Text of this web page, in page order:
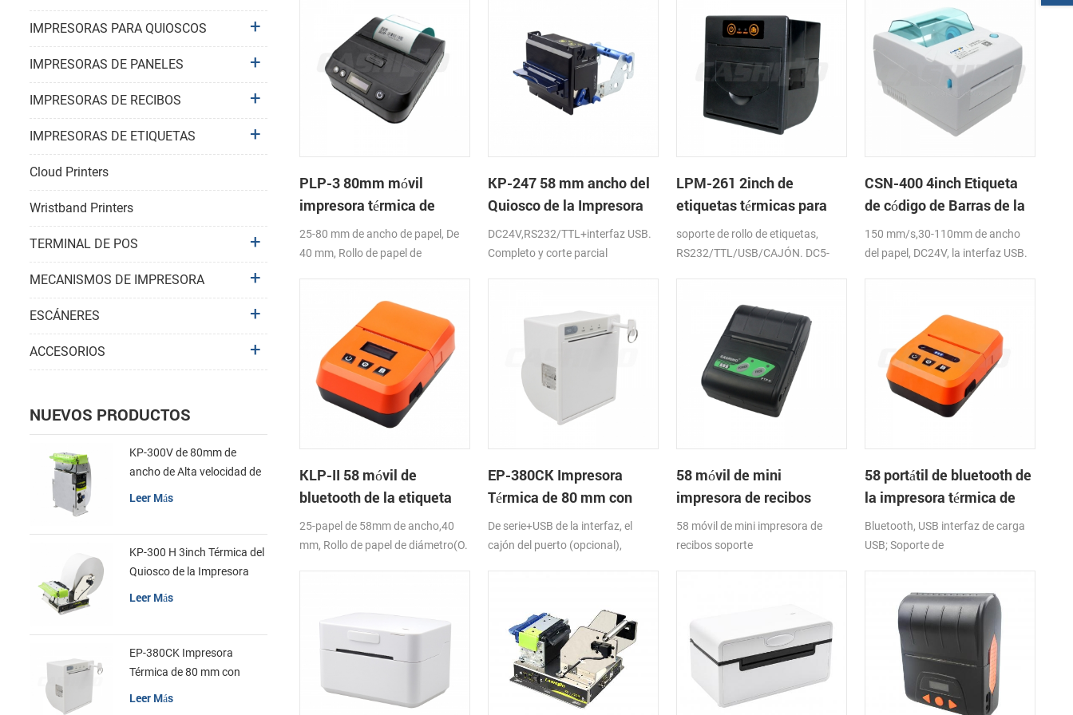
PLP-3 80mm móvil
impresora térmica de
etiquetas
25-80 mm de ancho de papel, De
40 mm, Rollo de papel de
KP-247 58 mm ancho del
Quiosco de la Impresora
de recibos
DC24V,RS232/TTL+interfaz USB.
Completo y corte parcial
LPM-261 2inch de
etiquetas térmicas para
montaje en panel de
impresoras de apoyo de la
soporte de rollo de etiquetas,
RS232/TTL/USB/CAJÓN. DC5-
CSN-400 4inch Etiqueta
de código de Barras de la
Impresora
150 mm/s,30-110mm de ancho
del papel, DC24V, la interfaz USB.
KLP-II 58 móvil de
bluetooth de la etiqueta
de la impresora
25-papel de 58mm de ancho,40
mm, Rollo de papel de diámetro(O.
EP-380CK Impresora
Térmica de 80 mm con
Bloqueo de la Tapa
De serie+USB de la interfaz, el
cajón del puerto (opcional),
58 móvil de mini
impresora de recibos
térmica PTP-II
58 móvil de mini impresora de
recibos soporte
58 portátil de bluetooth de
la impresora térmica de
KMP-II
Bluetooth, USB interfaz de carga
USB; Soporte de
IMPRESORAS PARA QUIOSCOS
IMPRESORAS DE PANELES
IMPRESORAS DE RECIBOS
IMPRESORAS DE ETIQUETAS
Cloud Printers
Wristband Printers
TERMINAL DE POS
MECANISMOS DE IMPRESORA
ESCÁNERES
ACCESORIOS
NUEVOS PRODUCTOS
KP-300V de 80mm de
ancho de Alta velocidad de
la Impresora Térmica del
Leer Más
KP-300 H 3inch Térmica del
Quiosco de la Impresora
Módulo de
Leer Más
EP-380CK Impresora
Térmica de 80 mm con
Leer Más